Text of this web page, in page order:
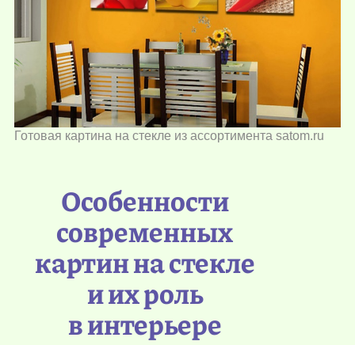
Готовая картина на стекле из ассортимента satom.ru
Особенности
современных
картин на стекле
и их роль
в интерьере